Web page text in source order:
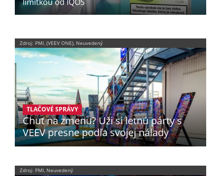
Zdroj: PMI, (VEEV ONE), Neuvedený
TLAČOVÉ SPRÁVY
Chuť na zmenu? Uži si letnú párty s
VEEV presne podľa svojej nálady
Zdroj: PMI, Neuvedený